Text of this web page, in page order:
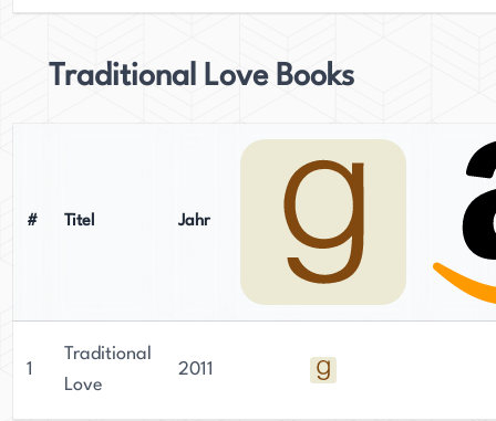
Traditional Love Books
# Titel Jahr
1
Traditional
Love
2011